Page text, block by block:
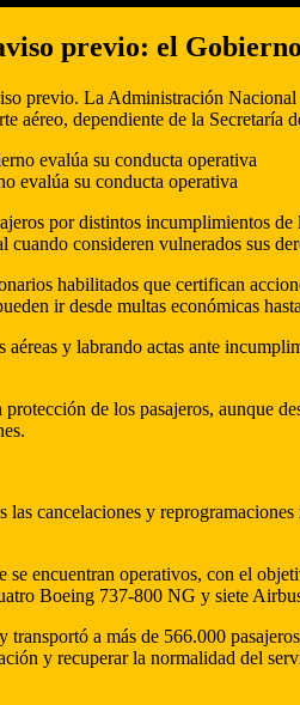
previo: el
previo. La Administración
aéreo, dependiente de la
evalúa su conducta operativa
por distintos incumplimientos
consideren vulnerados sus
habilitados que certifican
ir desde multas económicas
y labrando actas ante
de los pasajeros, aunque
cancelaciones y
encuentran operativos, con el
Boeing 737-800 NG y siete
a más de 566.000
y recuperar la normalidad del